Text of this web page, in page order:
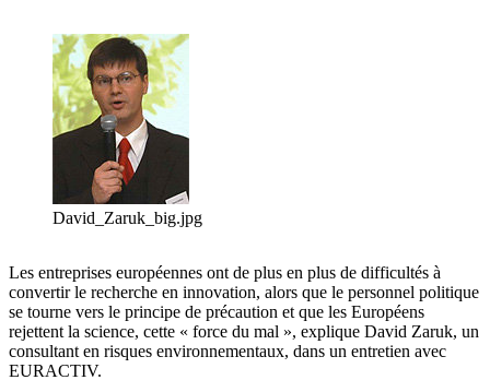
David_Zaruk_big.jpg
Les entreprises européennes ont de plus en plus de difficultés à
convertir le recherche en innovation, alors que le personnel politique
se tourne vers le principe de précaution et que les Européens
rejettent la science, cette « force du mal », explique David Zaruk, un
consultant en risques environnementaux, dans un entretien avec
EURACTIV.